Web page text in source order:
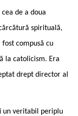
de a doua
spirituală,
compusă cu
la catolicism. Era
drept director al
un veritabil periplu